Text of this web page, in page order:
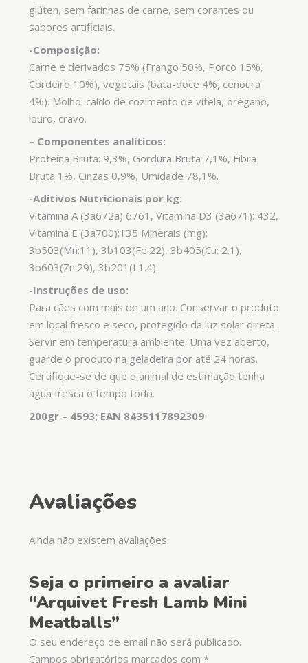
glúten, sem farinhas de carne, sem corantes ou
sabores artificiais.
-Composição:
Carne e derivados 75% (Frango 50%, Porco 15%,
Cordeiro 10%), vegetais (bata-doce 4%, cenoura
4%). Molho: caldo de cozimento de vitela, orégano,
louro, cravo.
– Componentes analíticos:
Proteína Bruta: 9,3%, Gordura Bruta 7,1%, Fibra
Bruta 1%, Cinzas 0,9%, Umidade 78,1%.
-Aditivos Nutricionais por kg:
Vitamina A (3a672a) 6761, Vitamina D3 (3a671): 432,
Vitamina E (3a700):135 Minerais (mg):
3b503(Mn:11), 3b103(Fe:22), 3b405(Cu: 2.1),
3b603(Zn:29), 3b201(I:1.4).
-Instruções de uso:
Para cães com mais de um ano. Conservar o produto
em local fresco e seco, protegido da luz solar direta.
Servir em temperatura ambiente. Uma vez aberto,
guarde o produto na geladeira por até 24 horas.
Certifique-se de que o animal de estimação tenha
água fresca o tempo todo.
200gr – 4593; EAN 8435117892309
Avaliações
Ainda não existem avaliações.
Seja o primeiro a avaliar
“Arquivet Fresh Lamb Mini
Meatballs”
O seu endereço de email não será publicado.
Campos obrigatórios marcados com *